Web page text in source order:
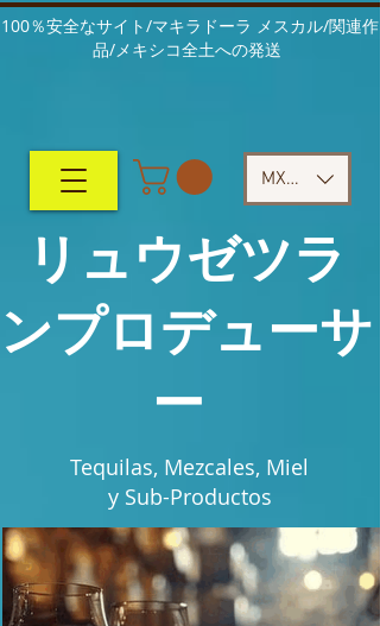
100％安全なサイト/マキラドーラ メスカル/関連作
品/メキシコ全土への発送
MXN ($)
リュウゼツラ
ンプロデューサ
ー
Tequilas, Mezcales, Miel
y Sub-Productos